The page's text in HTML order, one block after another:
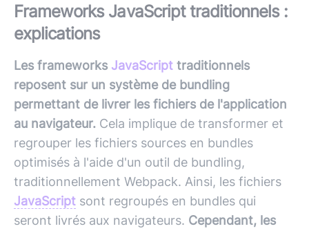
Frameworks JavaScript traditionnels :
explications
Les frameworks JavaScript traditionnels
reposent sur un système de bundling
permettant de livrer les fichiers de l'application
au navigateur. Cela implique de transformer et
regrouper les fichiers sources en bundles
optimisés à l'aide d'un outil de bundling,
traditionnellement Webpack. Ainsi, les fichiers
JavaScript sont regroupés en bundles qui
seront livrés aux navigateurs. Cependant, les